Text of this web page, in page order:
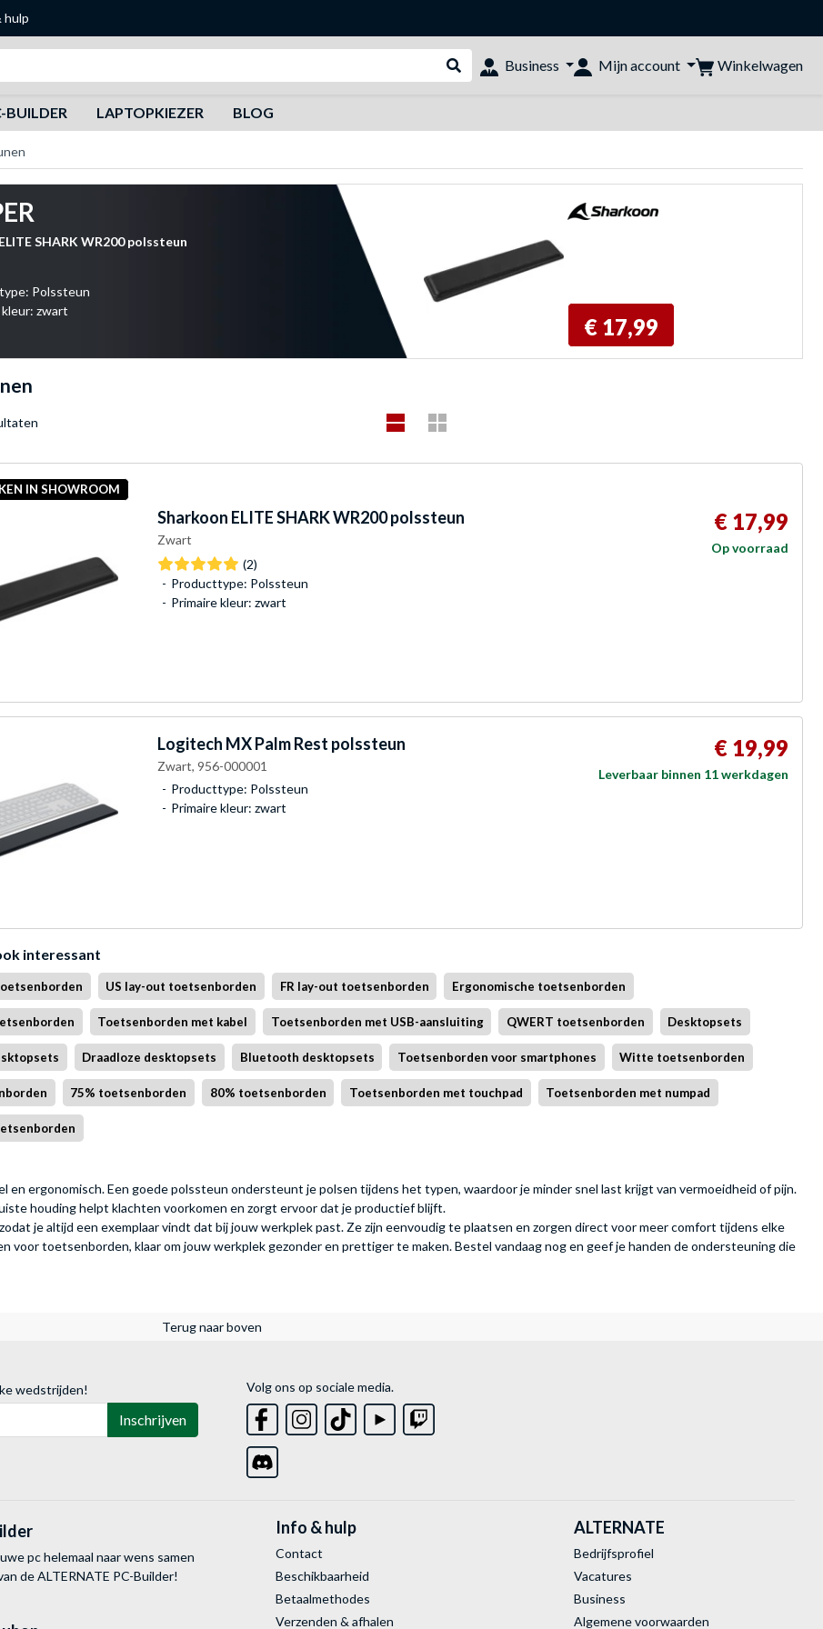
hulp
Webshop doorzoeken
Business Mijn account Winkelwagen
BUILDER LAPTOPKIEZER BLOG
SHARK WR200 polssteun
Polssteun
kleur: zwart
€ 17,99
IN SHOWROOM
Sharkoon ELITE SHARK WR200 polssteun
Zwart
(2)
Producttype: Polssteun
Primaire kleur: zwart
€ 17,99
Op voorraad
Logitech MX Palm Rest polssteun
Zwart, 956-000001
Producttype: Polssteun
Primaire kleur: zwart
€ 19,99
Leverbaar binnen 11 werkdagen
interessant
US lay-out toetsenborden FR lay-out toetsenborden Ergonomische toetsenborden
Toetsenborden met kabel Toetsenborden met USB-aansluiting QWERT toetsenborden Desktopsets
Draadloze desktopsets Bluetooth desktopsets Toetsenborden voor smartphones Witte toetsenborden
75% toetsenborden 80% toetsenborden Toetsenborden met touchpad Toetsenborden met numpad
ergonomisch. Een goede polssteun ondersteunt je polsen tijdens het typen, waardoor je minder snel last krijgt van vermoeidheid of pijn.
houding helpt klachten voorkomen en zorgt ervoor dat je productief blijft.
je altijd een exemplaar vindt dat bij jouw werkplek past. Ze zijn eenvoudig te plaatsen en zorgen direct voor meer comfort tijdens elke
voor toetsenborden, klaar om jouw werkplek gezonder en prettiger te maken. Bestel vandaag nog en geef je handen de ondersteuning die
Terug naar boven
wedstrijden!
Inschrijven
Volg ons op sociale media.
pc helemaal naar wens samen
de ALTERNATE PC-Builder!
Info & hulp
Contact
Beschikbaarheid
Betaalmethodes
Verzenden & afhalen
ALTERNATE
Bedrijfsprofiel
Vacatures
Business
Algemene voorwaarden